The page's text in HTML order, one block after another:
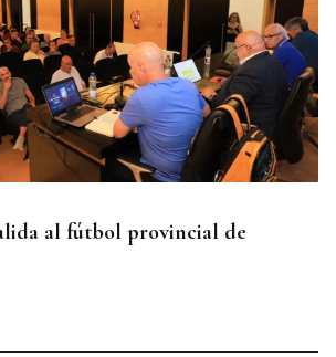
al fútbol provincial de